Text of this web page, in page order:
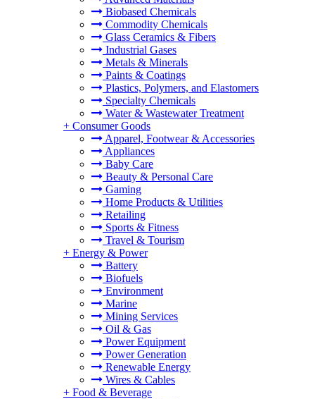
Biobased Chemicals
Commodity Chemicals
Glass Ceramics & Fibers
Industrial Gases
Metals & Minerals
Paints & Coatings
Plastics, Polymers, and Elastomers
Specialty Chemicals
Water & Wastewater Treatment
+ Consumer Goods
Apparel, Footwear & Accessories
Appliances
Baby Care
Beauty & Personal Care
Gaming
Home Products & Utilities
Retailing
Sports & Fitness
Travel & Tourism
+ Energy & Power
Battery
Biofuels
Environment
Marine
Mining Services
Oil & Gas
Power Equipment
Power Generation
Renewable Energy
Wires & Cables
+ Food & Beverage